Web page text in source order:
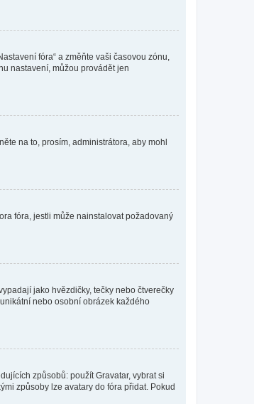
fóra“ a změňte vaši časovou zónu,
nastavení, můžou provádět jen
na to, prosím, administrátora, aby mohl
fóra, jestli může nainstalovat požadovaný
jako hvězdičky, tečky nebo čtverečky
nebo osobní obrázek každého
způsobů: použít Gravatar, vybrat si
způsoby lze avatary do fóra přidat. Pokud